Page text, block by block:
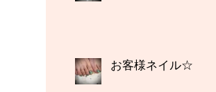
お客様ネイル☆